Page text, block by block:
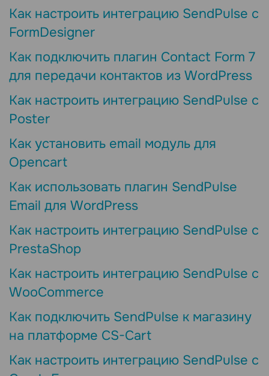
Как настроить интеграцию SendPulse с
FormDesigner
Как подключить плагин Contact Form 7
для передачи контактов из WordPress
Как настроить интеграцию SendPulse с
Poster
Как установить email модуль для
Opencart
Как использовать плагин SendPulse
Email для WordPress
Как настроить интеграцию SendPulse с
PrestaShop
Как настроить интеграцию SendPulse с
WooCommerce
Как подключить SendPulse к магазину
на платформе CS-Cart
Как настроить интеграцию SendPulse с